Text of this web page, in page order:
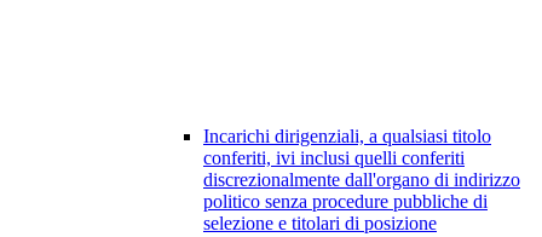
Incarichi dirigenziali, a qualsiasi titolo
conferiti, ivi inclusi quelli conferiti
discrezionalmente dall'organo di indirizzo
politico senza procedure pubbliche di
selezione e titolari di posizione